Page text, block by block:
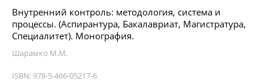
Внутренний контроль: методология, система и
процессы. (Аспирантура, Бакалавриат, Магистратура,
Специалитет). Монография.
Шарамко М.М.
ISBN: 978-5-466-05217-6